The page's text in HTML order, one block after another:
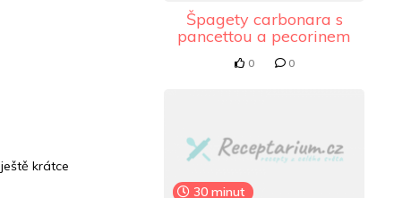
krátce
Špagety carbonara s
pancettou a pecorinem
0 0
30 minut